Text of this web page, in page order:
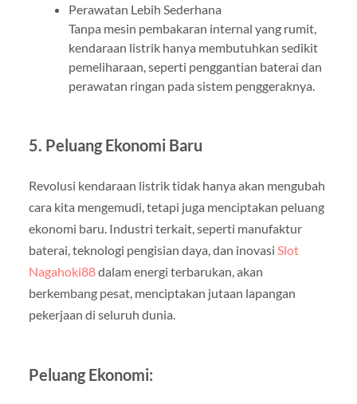
Perawatan Lebih Sederhana
Tanpa mesin pembakaran internal yang rumit,
kendaraan listrik hanya membutuhkan sedikit
pemeliharaan, seperti penggantian baterai dan
perawatan ringan pada sistem penggeraknya.
5. Peluang Ekonomi Baru
Revolusi kendaraan listrik tidak hanya akan mengubah
cara kita mengemudi, tetapi juga menciptakan peluang
ekonomi baru. Industri terkait, seperti manufaktur
baterai, teknologi pengisian daya, dan inovasi Slot
Nagahoki88dalam energi terbarukan, akan
berkembang pesat, menciptakan jutaan lapangan
pekerjaan di seluruh dunia.
Peluang Ekonomi: